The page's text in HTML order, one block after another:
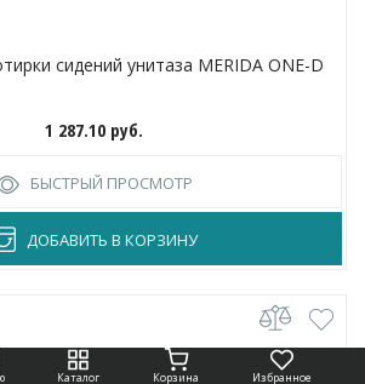
сидений унитаза MERIDA ONE-D
1 287.10 руб.
БЫСТРЫЙ ПРОСМОТР
ДОБАВИТЬ В КОРЗИНУ
Каталог Корзина Избранное